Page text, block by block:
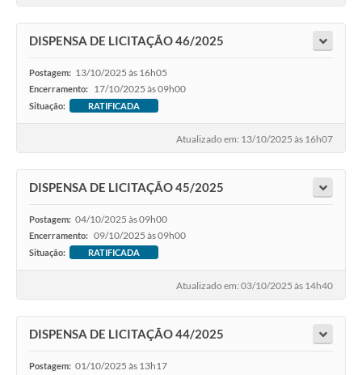
DISPENSA DE LICITAÇÃO 46/2025
Postagem: 13/10/2025 às 16h05
Encerramento: 17/10/2025 às 09h00
Situação: RATIFICADA
Atualizado em: 13/10/2025 às 16h07
DISPENSA DE LICITAÇÃO 45/2025
Postagem: 04/10/2025 às 09h00
Encerramento: 09/10/2025 às 09h00
Situação: RATIFICADA
Atualizado em: 03/10/2025 às 14h40
DISPENSA DE LICITAÇÃO 44/2025
Postagem: 01/10/2025 às 13h17